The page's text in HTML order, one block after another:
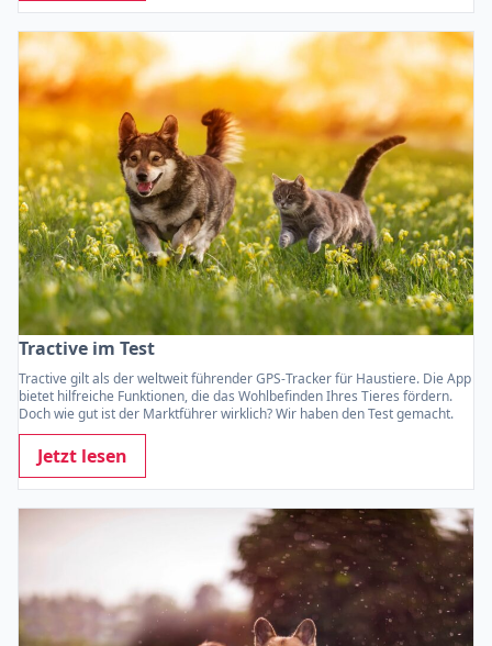
Tractive im Test
Tractive gilt als der weltweit führender GPS-Tracker für Haustiere. Die App
bietet hilfreiche Funktionen, die das Wohlbefinden Ihres Tieres fördern.
Doch wie gut ist der Marktführer wirklich? Wir haben den Test gemacht.
Jetzt lesen